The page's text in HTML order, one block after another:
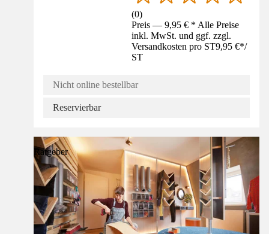
(0)
Preis — 9,95 € * Alle Preise
inkl. MwSt. und ggf. zzgl.
Versandkosten pro ST9,95 €*/
ST
Nicht online bestellbar
Reservierbar
Ratgeber